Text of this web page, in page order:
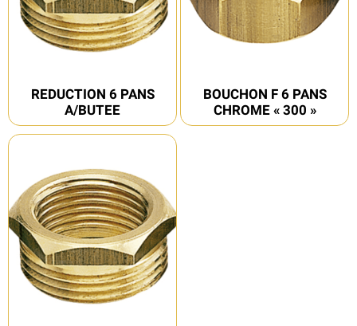
REDUCTION 6 PANS
A/BUTEE
BOUCHON F 6 PANS
CHROME « 300 »